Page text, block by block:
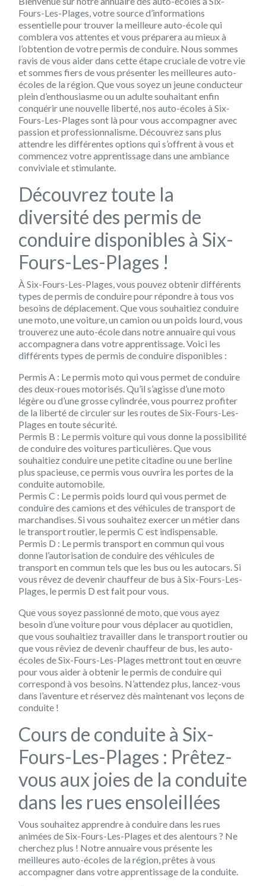
Fours-Les-Plages, votre source d’informations
essentielle pour trouver la meilleure auto-école qui
comblera vos attentes et vous préparera au mieux à
l’obtention de votre permis de conduire. Nous sommes
ravis de vous aider dans cette étape cruciale de votre vie
et sommes fiers de vous présenter les meilleures auto-
écoles de la région. Que vous soyez un jeune conducteur
plein d’enthousiasme ou un adulte souhaitant enfin
conquérir une nouvelle liberté, nos auto-écoles à Six-
Fours-Les-Plages sont là pour vous accompagner avec
passion et professionnalisme. Découvrez sans plus
attendre les différentes options qui s’offrent à vous et
commencez votre apprentissage dans une ambiance
conviviale et stimulante.
Découvrez toute la
diversité des permis de
conduire disponibles à Six-
Fours-Les-Plages !
À Six-Fours-Les-Plages, vous pouvez obtenir différents
types de permis de conduire pour répondre à tous vos
besoins de déplacement. Que vous souhaitiez conduire
une moto, une voiture, un camion ou un poids lourd, vous
trouverez une auto-école dans notre annuaire qui vous
accompagnera dans votre apprentissage. Voici les
différents types de permis de conduire disponibles :
Permis A : Le permis moto qui vous permet de conduire
des deux-roues motorisés. Qu’il s’agisse d’une moto
légère ou d’une grosse cylindrée, vous pourrez profiter
de la liberté de circuler sur les routes de Six-Fours-Les-
Plages en toute sécurité.
Permis B : Le permis voiture qui vous donne la possibilité
de conduire des voitures particulières. Que vous
souhaitiez conduire une petite citadine ou une berline
plus spacieuse, ce permis vous ouvrira les portes de la
conduite automobile.
Permis C : Le permis poids lourd qui vous permet de
conduire des camions et des véhicules de transport de
marchandises. Si vous souhaitez exercer un métier dans
le transport routier, le permis C est indispensable.
Permis D : Le permis transport en commun qui vous
donne l’autorisation de conduire des véhicules de
transport en commun tels que les bus ou les autocars. Si
vous rêvez de devenir chauffeur de bus à Six-Fours-Les-
Plages, le permis D est fait pour vous.
Que vous soyez passionné de moto, que vous ayez
besoin d’une voiture pour vous déplacer au quotidien,
que vous souhaitiez travailler dans le transport routier ou
que vous rêviez de devenir chauffeur de bus, les auto-
écoles de Six-Fours-Les-Plages mettront tout en œuvre
pour vous aider à obtenir le permis de conduire qui
correspond à vos besoins. N’attendez plus, lancez-vous
dans l’aventure et réservez dès maintenant vos leçons de
conduite !
Cours de conduite à Six-
Fours-Les-Plages : Prêtez-
vous aux joies de la conduite
dans les rues ensoleillées
Vous souhaitez apprendre à conduire dans les rues
animées de Six-Fours-Les-Plages et des alentours ? Ne
cherchez plus ! Notre annuaire vous présente les
meilleures auto-écoles de la région, prêtes à vous
accompagner dans votre apprentissage de la conduite.